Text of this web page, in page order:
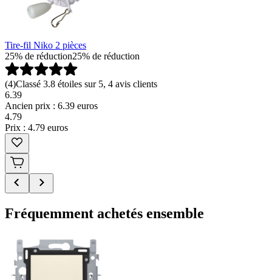
Tire-fil Niko 2 pièces
25% de réduction25% de réduction
(4)Classé 3.8 étoiles sur 5, 4 avis clients
6.39
Ancien prix : 6.39 euros
4.79
Prix : 4.79 euros
Fréquemment achetés ensemble